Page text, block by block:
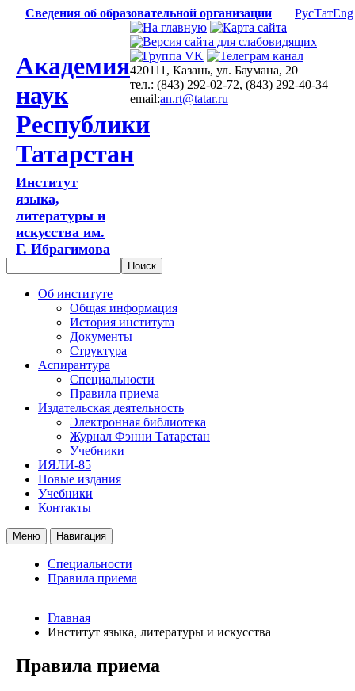
Сведения об образовательной организации РусТатEng
Академия
наук
Республики
Татарстан
Институт
языка,
литературы и
искусства им.
Г. Ибрагимова
420111, Казань, ул. Баумана, 20
тел.: (843) 292-02-72, (843) 292-40-34
email:an.rt@tatar.ru
Об институте
Общая информация
История института
Документы
Структура
Аспирантура
Специальности
Правила приема
Издательская деятельность
Электронная библиотека
Журнал Фэнни Татарстан
Учебники
ИЯЛИ-85
Новые издания
Учебники
Контакты
Меню Навигация
Специальности
Правила приема
Главная
Институт языка, литературы и искусства
Правила приема